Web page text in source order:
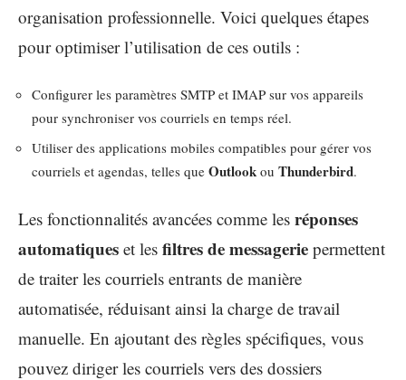
organisation professionnelle. Voici quelques étapes
pour optimiser l’utilisation de ces outils :
Configurer les paramètres SMTP et IMAP sur vos appareils
pour synchroniser vos courriels en temps réel.
Utiliser des applications mobiles compatibles pour gérer vos
courriels et agendas, telles que Outlook ou Thunderbird.
Les fonctionnalités avancées comme les réponses
automatiques et les filtres de messagerie permettent
de traiter les courriels entrants de manière
automatisée, réduisant ainsi la charge de travail
manuelle. En ajoutant des règles spécifiques, vous
pouvez diriger les courriels vers des dossiers